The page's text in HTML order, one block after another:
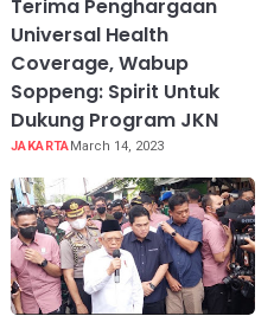
Terima Penghargaan
Universal Health
Coverage, Wabup
Soppeng: Spirit Untuk
Dukung Program JKN
JAKARTAMarch 14, 2023